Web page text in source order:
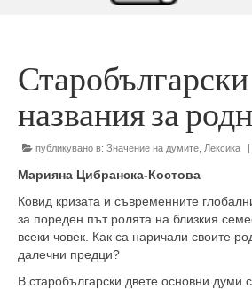
Старобългарски
названия за
публикувано в: Значение на думите Лексика |
Марияна Цибранска-Костова
Ковид кризата и съвременните
за пореден път ролята на близкия
всеки човек. Как са наричали своите
далечни предци?
В старобългарски двете основни думи